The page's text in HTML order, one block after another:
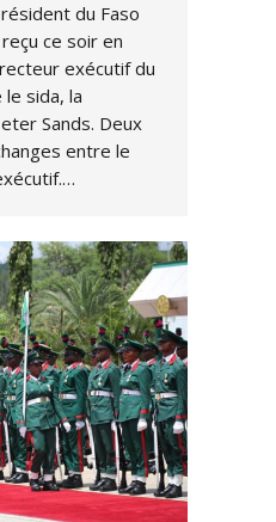
du Faso
ce soir en
exécutif du
sida, la
Sands. Deux
entre le